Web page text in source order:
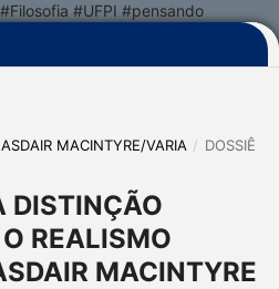
#UFPI #pensando
MACINTYRE/VARIA / DOSSIÊ
DISTINÇÃO
REALISMO
MACINTYRE